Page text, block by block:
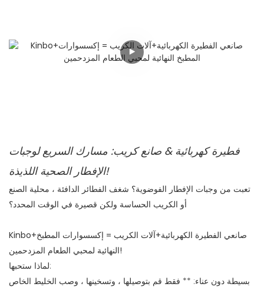
فطيرة كهربائية & صانع كريب: مسارك السريع لوجبات
الإفطار الصحية اللذيذة!
تعبت من وجبات الإفطار الفوضوية؟ شغف الفطائر الدافئة ، محلية الصنع
أو الكريب الحساسة ولكن قصيرة في الوقت المحدد؟
Kinbo+صانعي الفطيرة الكهربائية+آلات الكريب = إكسسوارات المطبخ
النهائية لمحبي الطعام المزدحمين!
لماذا ستحبها:
بسيطة دون عناء: ** فقط قم بتوصيلها ، وتسخينها ، وصب الخليط الخاص